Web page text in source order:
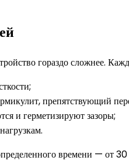
гораздо сложнее.
препятствующий
и герметизируют зазоры;
времени — от